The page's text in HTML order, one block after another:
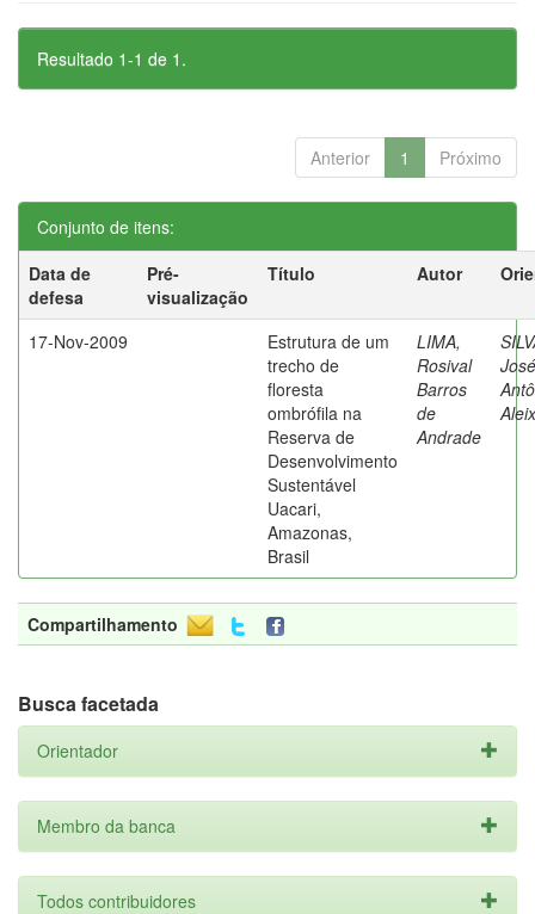
Resultado 1-1 de 1.
Anterior 1 Próximo
Conjunto de itens:
Data de
defesa
Pré-
visualização
Título Autor
17-Nov-2009
Estrutura de um
trecho de
floresta
ombrófila na
Reserva de
Desenvolvimento
Sustentável
Uacari,
Amazonas,
Brasil
LIMA,
Rosival
Barros
de
Andrade
José
Compartilhamento
Busca facetada
Orientador
Membro da banca
Todos contribuidores